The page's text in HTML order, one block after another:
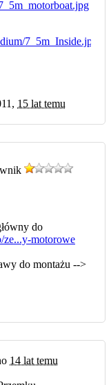
15 lat temu
do
ze...y-motorowe
do montażu -->
14 lat temu